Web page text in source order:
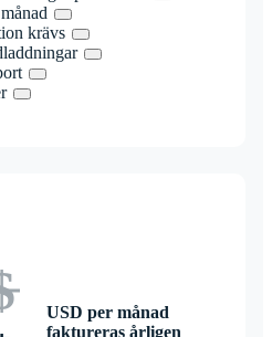
krävs
USD per månad
faktureras årligen